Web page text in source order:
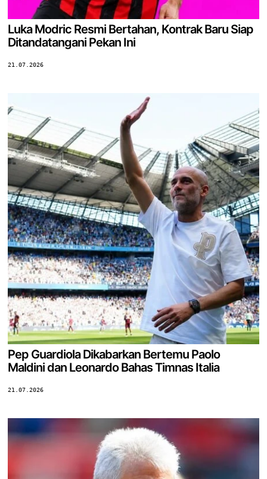
Luka Modric Resmi Bertahan, Kontrak Baru Siap
Ditandatangani Pekan Ini
21.07.2026
Pep Guardiola Dikabarkan Bertemu Paolo
Maldini dan Leonardo Bahas Timnas Italia
21.07.2026